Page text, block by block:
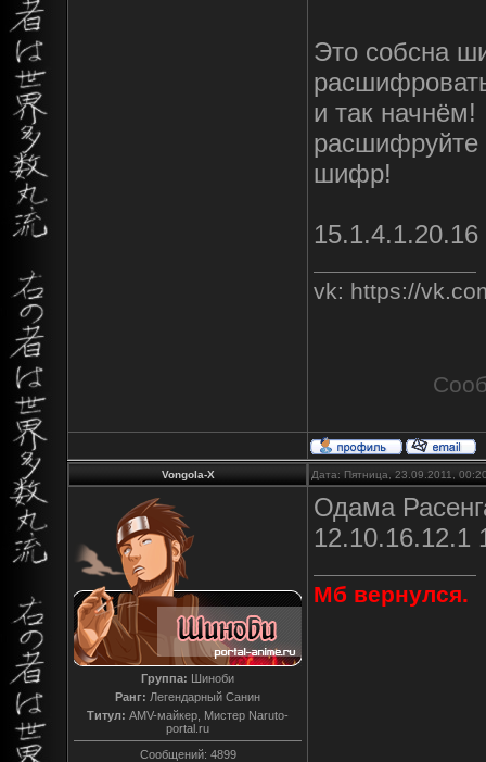
Это собсна
и так начнём!
расшифруйте
шифр!
15.1.4.1.20.16
vk: https://
Vongola-X Дата: Пятница, 23.09.2011,
Группа: Шиноби
Ранг: Легендарный Санин
Титул: AMV-майкер, Мистер Naruto-
portal.ru
Сообщений: 4899
Одама
12.10.16.12.1
Мб вернулся.